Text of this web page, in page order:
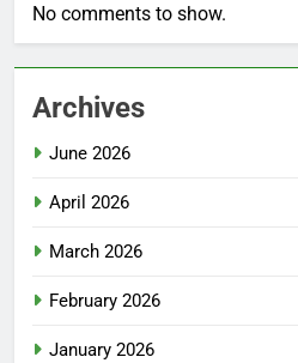
No comments to show.
Archives
June 2026
April 2026
March 2026
February 2026
January 2026